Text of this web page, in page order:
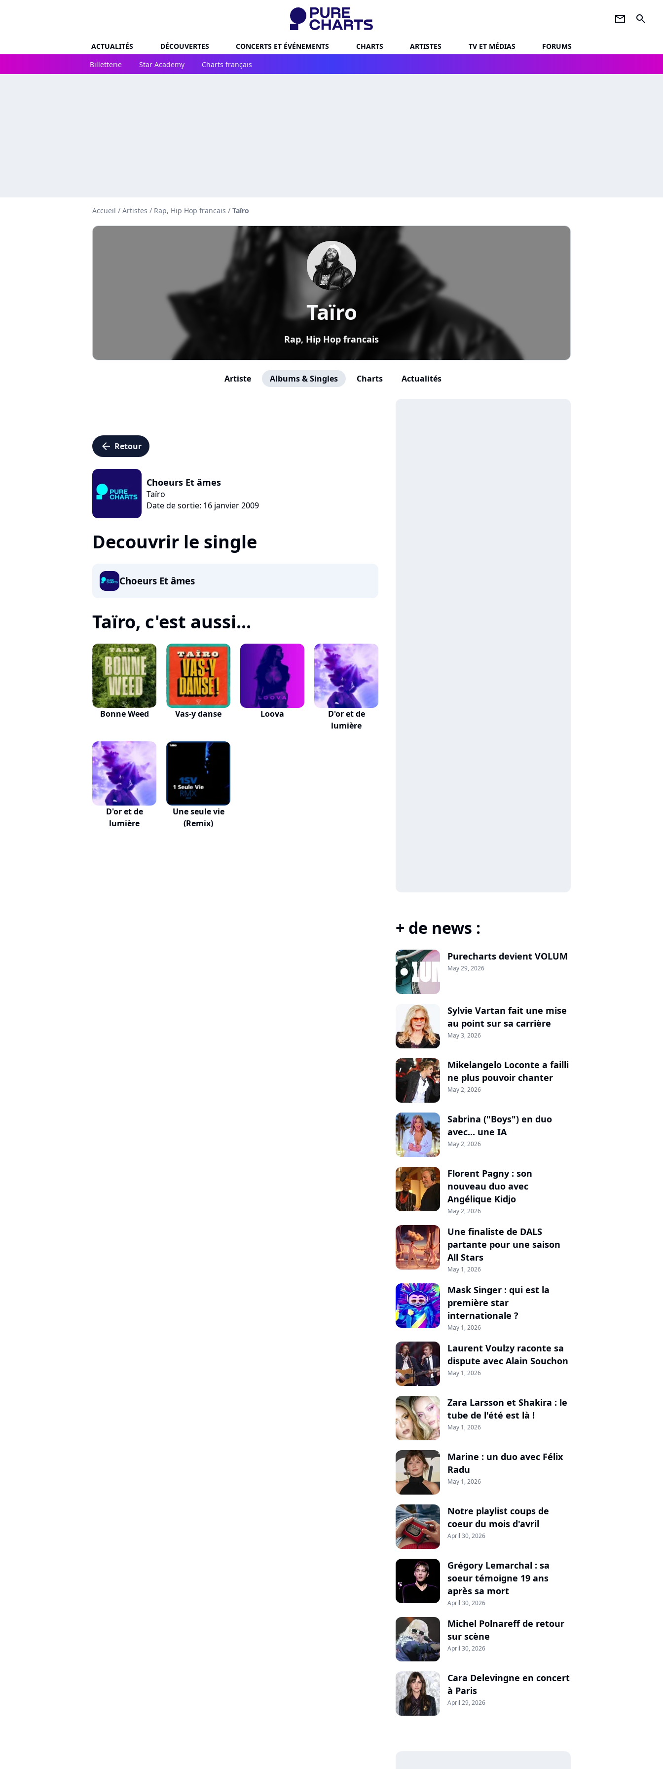
newsletter search
ACTUALITÉS DÉCOUVERTES CONCERTS ET ÉVÉNEMENTS CHARTS ARTISTES TV ET MÉDIAS
FORUMS
Billetterie
Star Academy Charts français
Accueil / Artistes / Rap, Hip Hop francais / Taïro
Taïro
Rap, Hip Hop francais
Artiste Albums & Singles Charts Actualités
arrow_left Retour
Choeurs Et âmes
Taïro
Date de sortie: 16 janvier 2009
Decouvrir le single
Choeurs Et âmes
Taïro, c'est aussi...
Bonne Weed Vas-y danse Loova
D'or et de
lumière
D'or et de
lumière
Une seule vie
(Remix)
+ de news :
Purecharts devient VOLUM
May 29, 2026
Sylvie Vartan fait une mise
au point sur sa carrière
May 3, 2026
Mikelangelo Loconte a failli
ne plus pouvoir chanter
May 2, 2026
Sabrina ("Boys") en duo
avec... une IA
May 2, 2026
Florent Pagny : son
nouveau duo avec
Angélique Kidjo
May 2, 2026
Une finaliste de DALS
partante pour une saison
All Stars
May 1, 2026
Mask Singer : qui est la
première star
internationale ?
May 1, 2026
Laurent Voulzy raconte sa
dispute avec Alain Souchon
May 1, 2026
Zara Larsson et Shakira : le
tube de l'été est là !
May 1, 2026
Marine : un duo avec Félix
Radu
May 1, 2026
Notre playlist coups de
coeur du mois d'avril
April 30, 2026
Grégory Lemarchal : sa
soeur témoigne 19 ans
après sa mort
April 30, 2026
Michel Polnareff de retour
sur scène
April 30, 2026
Cara Delevingne en concert
à Paris
April 29, 2026